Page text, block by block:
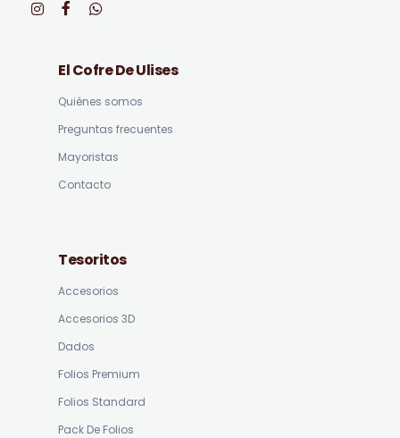
El Cofre De Ulises
Quiénes somos
Preguntas frecuentes
Mayoristas
Contacto
Tesoritos
Accesorios
Accesorios 3D
Dados
Folios Premium
Folios Standard
Pack De Folios